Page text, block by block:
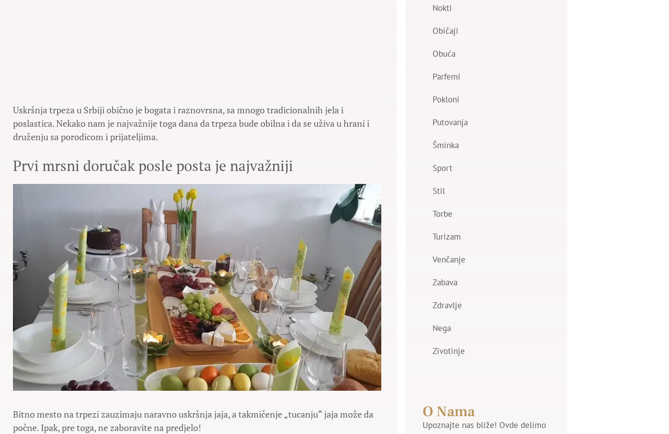
Uskršnja trpeza u Srbiji obično je bogata i raznovrsna, sa mnogo tradicionalnih jela i
poslastica. Nekako nam je najvažnije toga dana da trpeza bude obilna i da se uživa u hrani i
druženju sa porodicom i prijateljima.
Prvi mrsni doručak posle posta je najvažniji
Bitno mesto na trpezi zauzimaju naravno uskršnja jaja, a takmičenje „tucanju“ jaja može da
počne. Ipak, pre toga, ne zaboravite na predjelo!
Nokti
Običaji
Obuća
Parfemi
Pokloni
Putovanja
Šminka
Sport
Stil
Torbe
Turizam
Venčanje
Zabava
Zdravlje
Nega
Zivotinje
O Nama
Upoznajte nas bliže! Ovde delimo